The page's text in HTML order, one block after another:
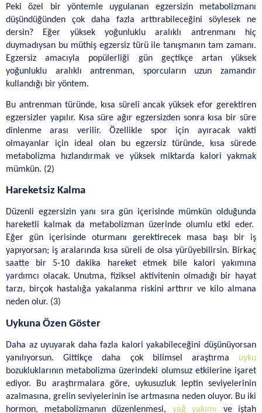
Peki özel bir yöntemle uygulanan egzersizin metabolizmanı
düşündüğünden çok daha fazla arttırabileceğini söylesek ne
dersin? Eğer yüksek yoğunluklu aralıklı antrenmanı hiç
duymadıysan bu müthiş egzersiz türü ile tanışmanın tam zamanı.
Egzersiz amacıyla popülerliği gün geçtikçe artan yüksek
yoğunluklu aralıklı antrenman, sporcuların uzun zamandır
kullandığı bir yöntem.
Bu antrenman türünde, kısa süreli ancak yüksek efor gerektiren
egzersizler yapılır. Kısa süre ağır egzersizden sonra kısa bir süre
dinlenme arası verilir. Özellikle spor için ayıracak vakti
olmayanlar için ideal olan bu egzersiz türünde, kısa sürede
metabolizma hızlandırmak ve yüksek miktarda kalori yakmak
mümkün. (2)
Hareketsiz Kalma
Düzenli egzersizin yanı sıra gün içerisinde mümkün olduğunda
hareketli kalmak da metabolizman üzerinde olumlu etki eder.
Eğer gün içerisinde oturmanı gerektirecek masa başı bir iş
yapıyorsan; iş aralarında kısa süreli de olsa yürüyebilirsin. Birkaç
saatte bir 5-10 dakika hareket etmek bile kalori yakımına
yardımcı olacak. Unutma, fiziksel aktivitenin olmadığı bir hayat
tarzı, birçok hastalığa yakalanma riskini arttırır ve kilo almana
neden olur. (3)
Uykuna Özen Göster
Daha az uyuyarak daha fazla kalori yakabileceğini düşünüyorsan
yanılıyorsun. Gittikçe daha çok bilimsel araştırma uyku
bozukluklarının metabolizma üzerindeki olumsuz etkilerine işaret
ediyor. Bu araştırmalara göre, uykusuzluk leptin seviyelerinin
azalmasına, grelin seviyelerinin ise artmasına neden oluyor. Bu iki
hormon, metabolizmanın düzenlenmesi, yağ yakımı ve iştah